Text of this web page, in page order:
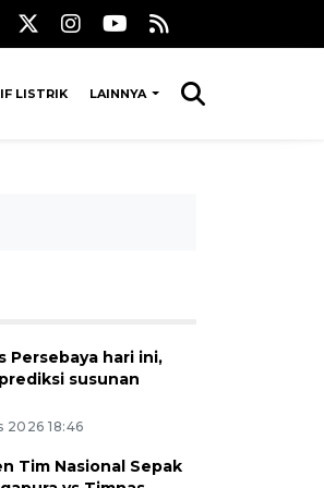
LISTRIK LAINNYA
Persebaya hari ini,
susunan
2026 18:46
Tim Nasional Sepak